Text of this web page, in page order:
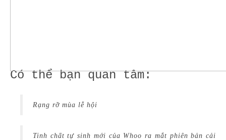
Có thể bạn quan tâm:
Rạng rỡ mùa lễ hội
Tinh chất tự sinh mới của Whoo ra mắt phiên bản cải